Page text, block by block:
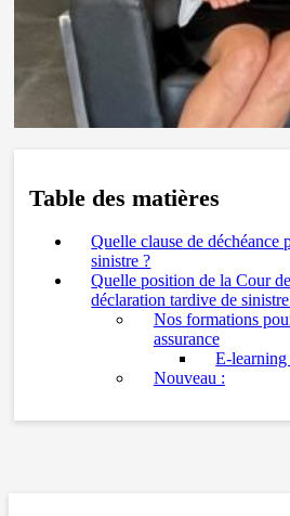
Table des matières
Quelle clause de déchéance
sinistre ?
Quelle position de la Cour
déclaration tardive de
Nos formations
assurance
E-learning
Nouveau :